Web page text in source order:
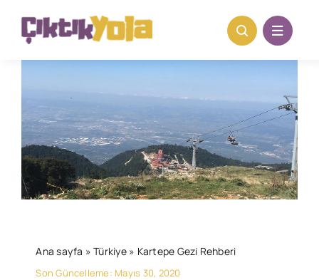
content
Ana sayfa »Türkiye» Kartepe Gezi Rehberi
Son Güncelleme: Mayıs 30, 2020